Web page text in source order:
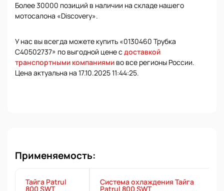
Более 30000 позиций в наличии на складе нашего
мотосалона «Discovery».
У нас вы всегда можете купить «0130460 Трубка
C40502737» по выгодной цене с доставкой
транспортными компаниями во все регионы России.
Цена актуальна на 17.10.2025 11:44:25.
Применяемость:
Тайга Patrul
800 SWT
Система охлаждения Тайга
Patrul 800 SWT